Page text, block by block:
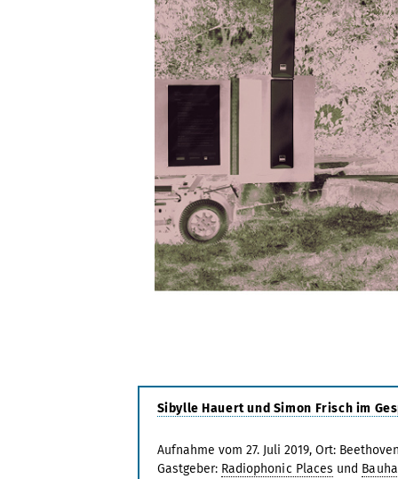
Sibylle Hauert und Simon Frisch im
Aufnahme vom 27. Juli 2019, Ort:
Gastgeber: Radiophonic Places und